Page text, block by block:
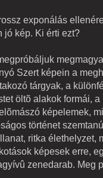
exponálás
jó kép. Ki érti ezt?
Szert képein a
tárgyak, a
öltõ alakok formái,
képelemek,
történet
ritka élethelyzet,
képesek erre,
zenedarab. Meg